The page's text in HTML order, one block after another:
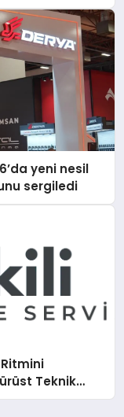
yeni nesil
sergiledi
Teknik